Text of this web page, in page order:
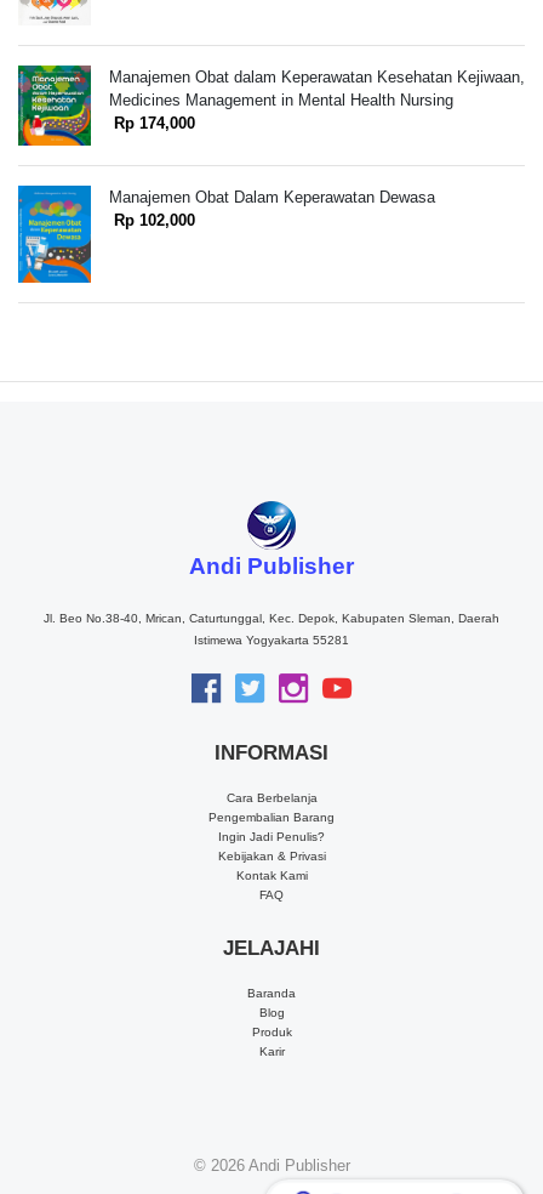
Manajemen Obat dalam Keperawatan Kesehatan Kejiwaan,
Medicines Management in Mental Health Nursing
Rp 174,000
Manajemen Obat Dalam Keperawatan Dewasa
Rp 102,000
Andi Publisher
Jl. Beo No.38-40, Mrican, Caturtunggal, Kec. Depok, Kabupaten Sleman, Daerah
Istimewa Yogyakarta 55281
INFORMASI
Cara Berbelanja
Pengembalian Barang
Ingin Jadi Penulis?
Kebijakan & Privasi
Kontak Kami
FAQ
JELAJAHI
Baranda
Blog
Produk
Karir
© 2026 Andi Publisher